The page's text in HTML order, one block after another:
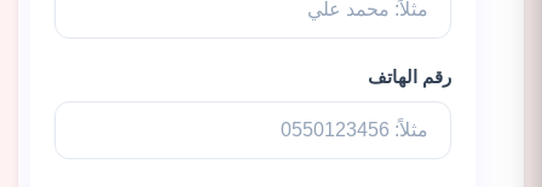
رقم الهاتف